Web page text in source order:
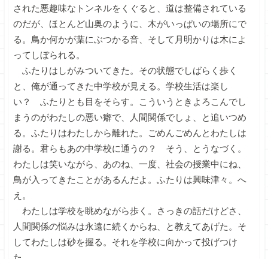
された悪趣味なトンネルをくぐると、道は整備されている
のだが、ほとんど山奥のように、木がいっぱいの場所にで
る。鳥か何かが葉にぶつかる音、そして月明かりは木によ
ってしぼられる。
ふたりはしがみついてきた。その状態でしばらく歩く
と、俺が通ってきた中学校が見える。学校生活は楽し
い？ ふたりとも目をそらす。こういうときよろこんでし
まうのがわたしの悪い癖で、人間関係でしょ、と追いつめ
る。ふたりはわたしから離れた。ごめんごめんとわたしは
謝る。君らもあの中学校に通うの？ そう、とうなづく。
わたしは笑いながら、あのね、一度、社会の授業中にね、
鳥が入ってきたことがあるんだよ。ふたりは興味津々。へ
え。
わたしは学校を眺めながら歩く。さっきの話だけどさ、
人間関係の悩みは永遠に続くからね、と教えてあげた。そ
してわたしは砂を握る。それを学校に向かって投げつけ